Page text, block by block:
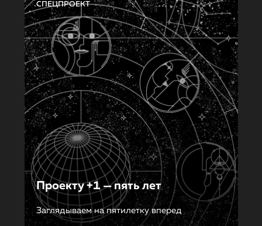
СПЕЦПРОЕКТ
Проекту +1 — пять лет
Заглядываем на пятилетку вперед